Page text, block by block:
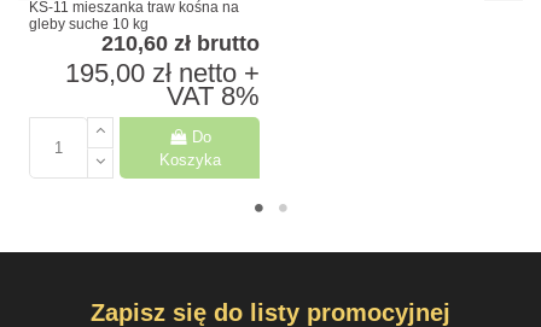
KS-11 mieszanka traw kośna na
gleby suche 10 kg
210,60 zł brutto
195,00 zł netto +
VAT 8%
Do
Koszyka
Zapisz się do listy promocyjnej